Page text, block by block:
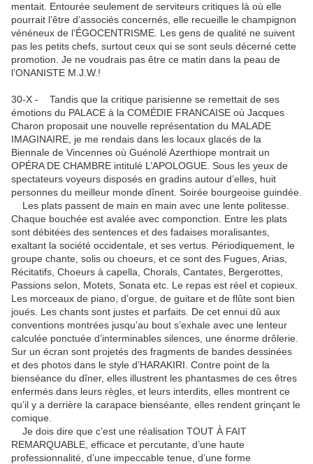
mentait. Entourée seulement de serviteurs critiques là où elle
pourrait l’être d’associés concernés, elle recueille le champignon
vénéneux de l’ÉGOCENTRISME. Les gens de qualité ne suivent
pas les petits chefs, surtout ceux qui se sont seuls décerné cette
promotion. Je ne voudrais pas être ce matin dans la peau de
l’ONANISTE M.J.W.!
30-X - Tandis que la critique parisienne se remettait de ses
émotions du PALACE à la COMÉDIE FRANCAISE où Jacques
Charon proposait une nouvelle représentation du MALADE
IMAGINAIRE, je me rendais dans les locaux glacés de la
Biennale de Vincennes où Guénolé Azerthiope montrait un
OPÉRA DE CHAMBRE intitulé L’APOLOGUE. Sous les yeux de
spectateurs voyeurs disposés en gradins autour d’elles, huit
personnes du meilleur monde dînent. Soirée bourgeoise guindée.
Les plats passent de main en main avec une lente politesse.
Chaque bouchée est avalée avec componction. Entre les plats
sont débitées des sentences et des fadaises moralisantes,
exaltant la société occidentale, et ses vertus. Périodiquement, le
groupe chante, solis ou choeurs, et ce sont des Fugues, Arias,
Récitatifs, Choeurs à capella, Chorals, Cantates, Bergerottes,
Passions selon, Motets, Sonata etc. Le repas est réel et copieux.
Les morceaux de piano, d’orgue, de guitare et de flûte sont bien
joués. Les chants sont justes et parfaits. De cet ennui dû aux
conventions montrées jusqu’au bout s’exhale avec une lenteur
calculée ponctuée d’interminables silences, une énorme drôlerie.
Sur un écran sont projetés des fragments de bandes dessinées
et des photos dans le style d’HARAKIRI. Contre point de la
bienséance du dîner, elles illustrent les phantasmes de ces êtres
enfermés dans leurs règles, et leurs interdits, elles montrent ce
qu’il y a derrière la carapace bienséante, elles rendent grinçant le
comique.
Je dois dire que c’est une réalisation TOUT À FAIT
REMARQUABLE, efficace et percutante, d’une haute
professionnalité, d’une impeccable tenue, d’une forme